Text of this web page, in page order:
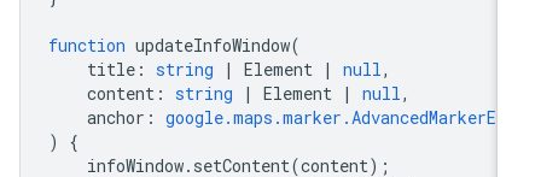
function updateInfoWindow
title: string | Element | null
content: string | Element | null
anchor:
infoWindow.setContent(content